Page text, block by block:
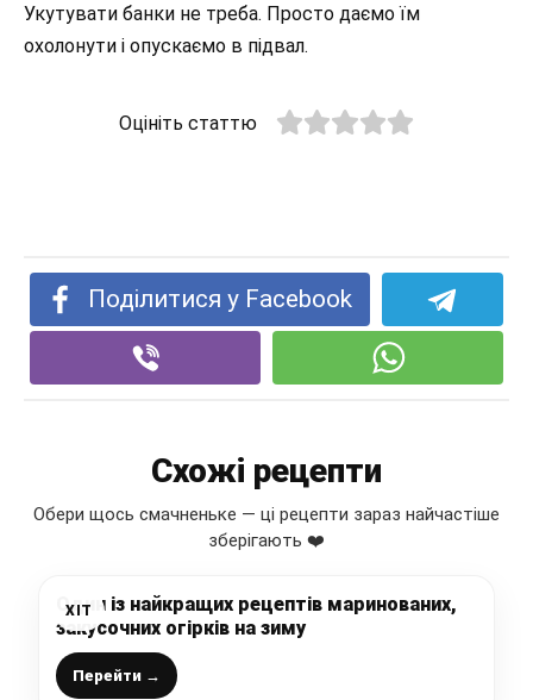
Укутувати банки не треба. Просто даємо їм
охолонути і опускаємо в підвал.
Оцініть статтю
Поділитися у Facebook
Схожі рецепти
Обери щось смачненьке — ці рецепти зараз найчастіше
зберігають ❤️
ХІТ
Один із найкращих рецептів маринованих,
закусочних огірків на зиму
Перейти →